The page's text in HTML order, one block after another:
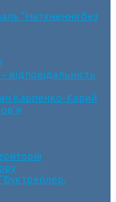
“Натхнення без
відповідальність
Карпенко-Карий